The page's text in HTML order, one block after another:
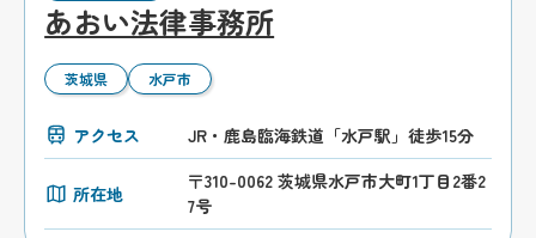
あおい法律事務所
茨城県 水戸市
アクセス JR・鹿島臨海鉄道「水戸駅」徒歩15分
所在地
〒310-0062 茨城県水戸市大町1丁目2番2
7号